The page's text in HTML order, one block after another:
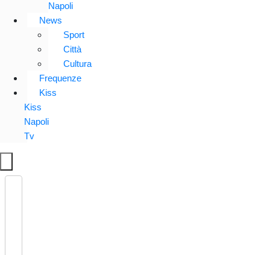
Napoli
News
Sport
Città
Cultura
Frequenze
Kiss
Kiss
Napoli
Tv